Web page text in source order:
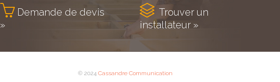
 Demande de devis
»
 Trouver un
installateur »
© 2024 Cassandre Communication